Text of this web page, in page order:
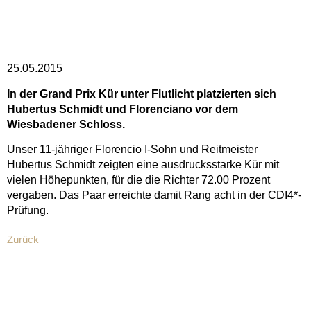
25.05.2015
In der Grand Prix Kür unter Flutlicht platzierten sich
Hubertus Schmidt und Florenciano vor dem
Wiesbadener Schloss.
Unser 11-jähriger Florencio I-Sohn und Reitmeister
Hubertus Schmidt zeigten eine ausdrucksstarke Kür mit
vielen Höhepunkten, für die die Richter 72.00 Prozent
vergaben. Das Paar erreichte damit Rang acht in der CDI4*-
Prüfung.
Zurück